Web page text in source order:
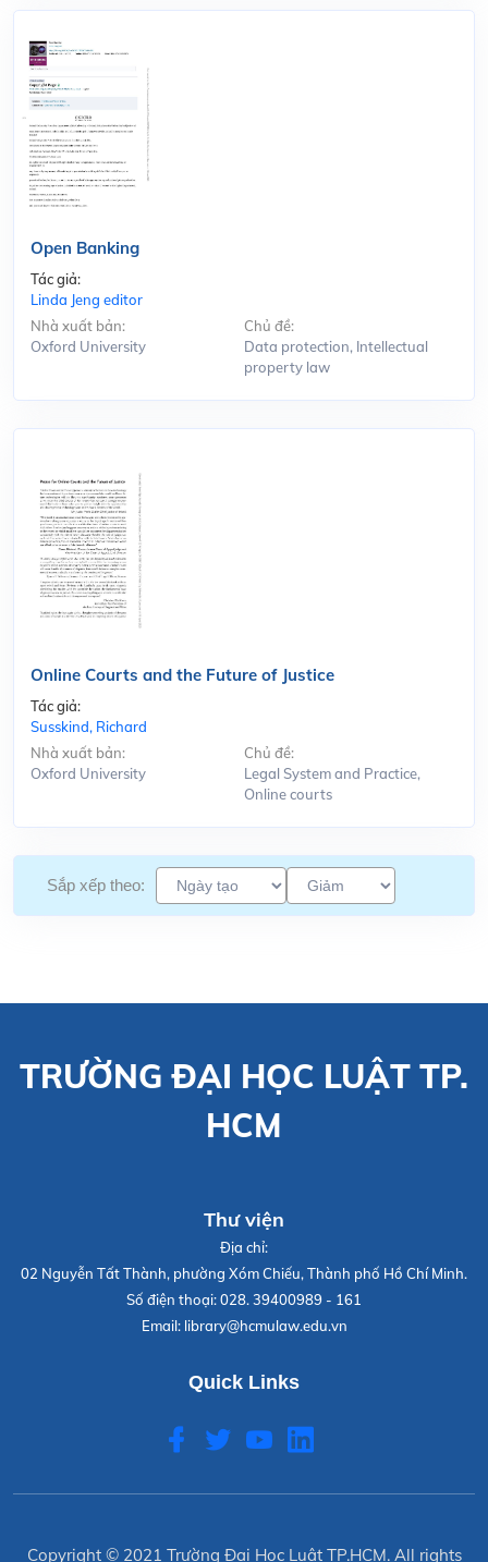
Open Banking
Tác giả:
Linda Jeng editor
Nhà xuất bản:
Oxford University
Chủ đề:
Data protection, Intellectual
property law
Online Courts and the Future of Justice
Tác giả:
Susskind, Richard
Nhà xuất bản:
Oxford University
Chủ đề:
Legal System and Practice,
Online courts
Sắp xếp theo:
TRƯỜNG ĐẠI HỌC LUẬT TP.
HCM
Thư viện
Địa chỉ:
02 Nguyễn Tất Thành, phường Xóm Chiếu, Thành phố Hồ Chí Minh.
Số điện thoại:028. 39400989 - 161
Email: library@hcmulaw.edu.vn
Quick Links
Copyright © 2021 Trường Đại Học Luật TP.HCM. All rights